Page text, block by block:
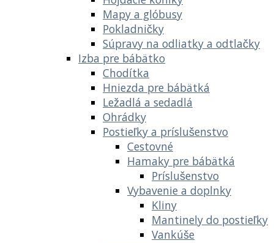
Mapy a glóbusy
Pokladničky
Súpravy na odliatky a odtlačky
Izba pre bábätko
Chodítka
Hniezda pre bábätká
Ležadlá a sedadlá
Ohrádky
Postieľky a príslušenstvo
Cestovné
Hamaky pre bábätká
Príslušenstvo
Vybavenie a doplnky
Kliny
Mantinely do postieľky
Vankúše